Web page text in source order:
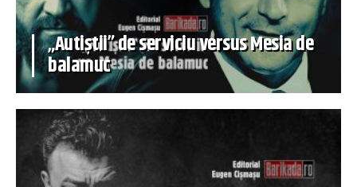
„Autiștii” de serviciu versus Mesia de
balamuc